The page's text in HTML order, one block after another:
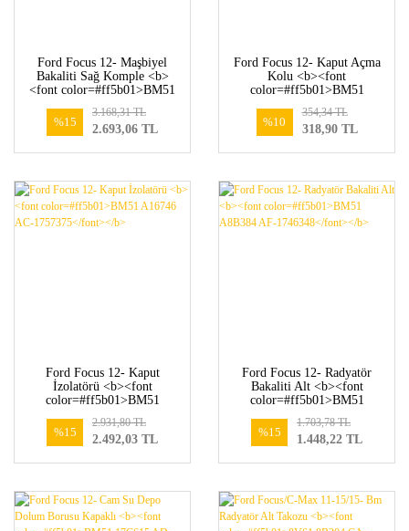
Ford Focus 12- Maşbiyel
Bakaliti Sağ Komple <b>
<font color=#ff5b01>BM51
</b>
%15
2.693,06 TL
3.168,31 TL
Ford Focus 12- Kaput Açma
Kolu <b><font
color=#ff5b01>BM51
</b>
%10
318,90 TL
354,34 TL
Ford Focus 12- Kaput
İzolatörü <b><font
color=#ff5b01>BM51
</b>
%15
2.492,03 TL
2.931,80 TL
Ford Focus 12- Radyatör
Bakaliti Alt <b><font
color=#ff5b01>BM51
</b>
%15
1.448,22 TL
1.703,78 TL